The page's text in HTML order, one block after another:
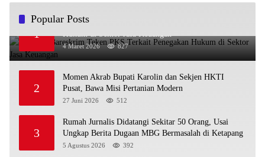
Popular Posts
1
OJK dan Bareskrim Teken PKS Terkait Penegakan
4 Maret 2026 827
2
Momen Akrab Bupati Karolin dan Sekjen HKTI
27 Juni 2026 512
3
Rumah Jurnalis Didatangi Sekitar 50 Orang, Usai
Ungkap Berita Dugaan MBG Bermasalah di Ketapang
5 Agustus 2026 392